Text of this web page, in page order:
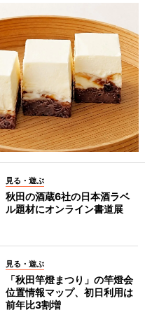
見る・遊ぶ
秋田の酒蔵6社の日本酒ラベ
ル題材にオンライン書道展
見る・遊ぶ
「秋田竿燈まつり」の竿燈会
位置情報マップ、初日利用は
前年比3割増